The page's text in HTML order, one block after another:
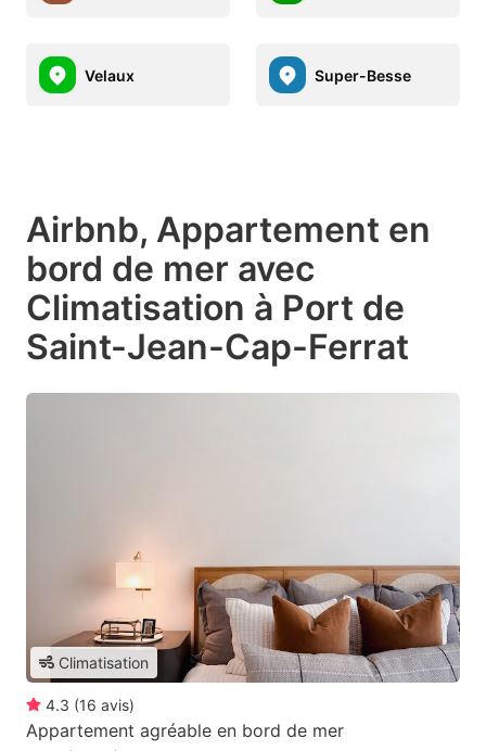
Velaux Super-Besse
Airbnb, Appartement en
bord de mer avec
Climatisation à Port de
Saint-Jean-Cap-Ferrat
Climatisation
4.3 (16 avis)
Appartement agréable en bord de mer